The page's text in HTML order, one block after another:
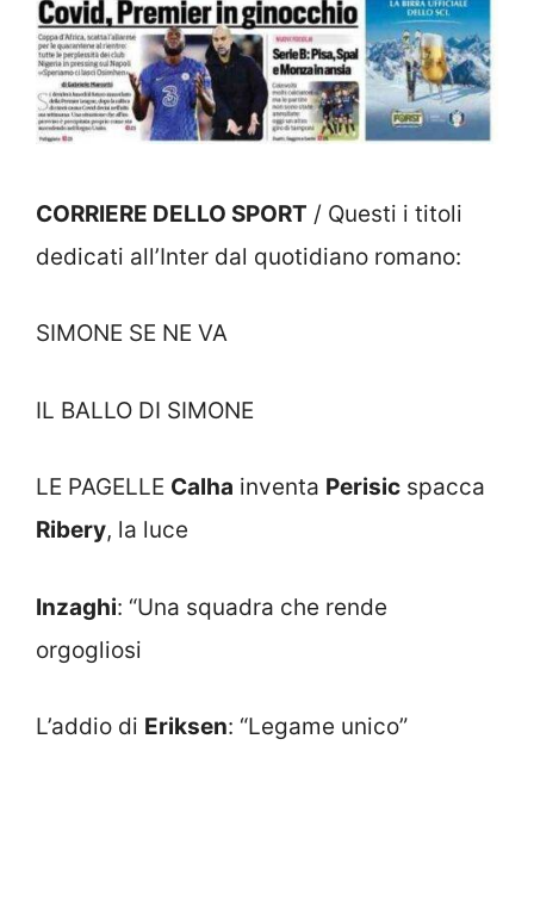
CORRIERE DELLO SPORT / Questi i titoli
dedicati all’Inter dal quotidiano romano:
SIMONE SE NE VA
IL BALLO DI SIMONE
LE PAGELLE Calha inventa Perisic spacca
Ribery, la luce
Inzaghi: “Una squadra che rende
orgogliosi
L’addio di Eriksen: “Legame unico”